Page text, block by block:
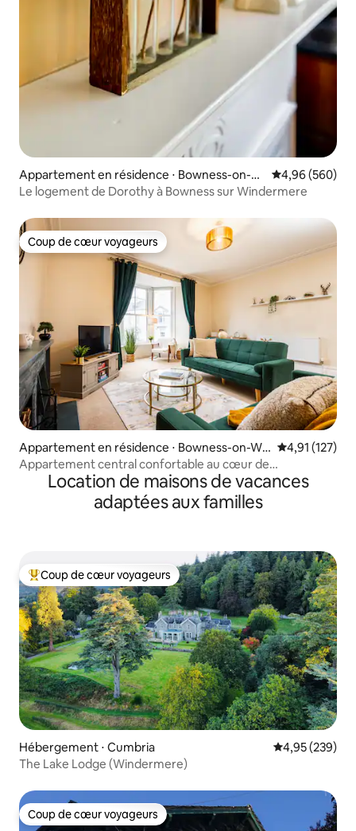
Appartement en résidence ⋅ Bowness-on-Wi
ndermere
Évaluation
4,96 (560)
Le logement de Dorothy à Bowness sur Windermere
Coup de cœur voyageurs
Coup de cœur voyageurs
Appartement en résidence ⋅ Bowness-on-Wi
ndermere
Évaluation
4,91 (127)
Appartement central confortable au cœur de
Windermere
Location de maisons de vacances
adaptées aux familles
Coups de cœur voyageurs les plus appréciés
Coup de cœur voyageurs
Hébergement ⋅ Cumbria Évaluation
4,95 (239)
The Lake Lodge (Windermere)
Coup de cœur voyageurs
Coup de cœur voyageurs